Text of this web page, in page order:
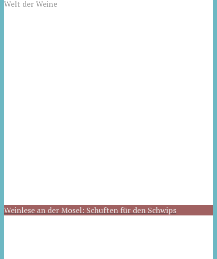
Welt der Weine
Weinlese an der Mosel: Schuften für den Schwips